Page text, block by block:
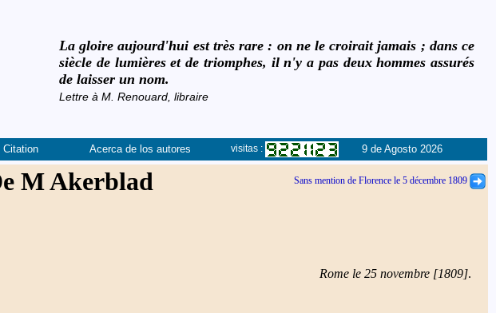
La gloire aujourd'hui est très rare : on ne le croirait jamais ; dans ce
siècle de lumières et de triomphes, il n'y a pas deux hommes assurés
de laisser un nom.
Lettre à M. Renouard, libraire
Citation Acerca de los autores visitas : 9 de Agosto 2026
M Akerblad Sans mention de Florence le 5 décembre 1809
Rome le 25 novembre [1809].